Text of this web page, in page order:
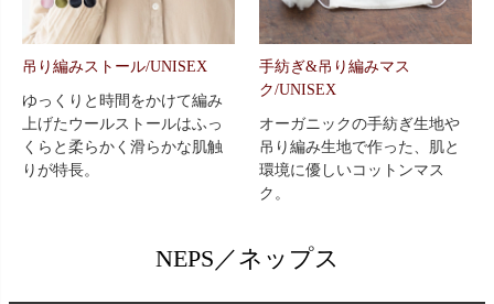
吊り編みストール/UNISEX
ゆっくりと時間をかけて編み
上げたウールストールはふっ
くらと柔らかく滑らかな肌触
りが特長。
手紡ぎ&吊り編みマス
ク/UNISEX
オーガニックの手紡ぎ生地や
吊り編み生地で作った、肌と
環境に優しいコットンマス
ク。
NEPS／ネップス